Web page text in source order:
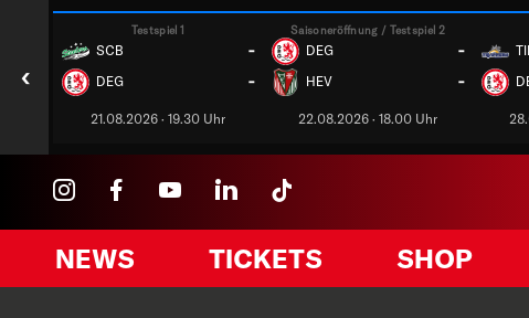
‹
Testspiel 1
SCB -
DEG -
21.08.2026 · 19.30 Uhr
Saisoneröffnung / Testspiel 2
DEG -
HEV -
22.08.2026 · 18.00 Uhr
NEWS TICKETS SHOP